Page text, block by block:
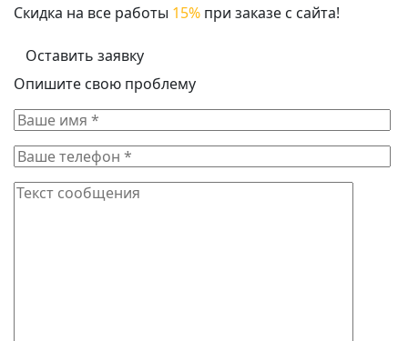
Скидка на все работы 15% при заказе с сайта!
Оставить заявку
Опишите свою проблему